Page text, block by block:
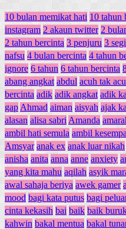
10 bulan memikat hati 10 tahun
instagram 2 akaun twitter 2
2 tahun bercinta 3 penjuru 3 segi
nafsu 4 bulan bercinta 4 tahun
ignore 6 tahun 6 tahun bercinta
abang angkat abdul acuh tak
bercinta adik adik angkat adik
gap Ahmad aiman aisyah ajak
alasan alisa sabri Amanda
ambil hati semula ambil
Amsyar anak ex anak luar nikah
anisha anita anna anne anxiety
yang kita mahu aqilah asyik
awal sahaja beriya awek gamer
mood bagi kata putus bagi
cinta kekasih bai baik baik
kahwin bakal mentua bakal